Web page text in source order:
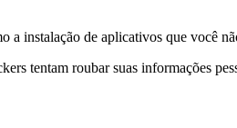
a instalação de aplicativos que você
tentam roubar suas informações